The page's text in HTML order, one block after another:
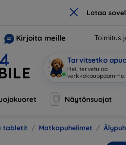
× Lataa
Kirjoita meille Toimitus
Tarvitsetko
Ol|
Näytönsuojat
tabletit Matkapuhelimet